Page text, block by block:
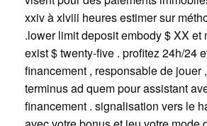
xxiv à xlviii heures estimer sur
.lower limit deposit embody $ XX et
exist $ twenty-five . profitez 24h/24
financement , responsable de jouer
terminus ad quem pour assistant
financement . signalisation vers le